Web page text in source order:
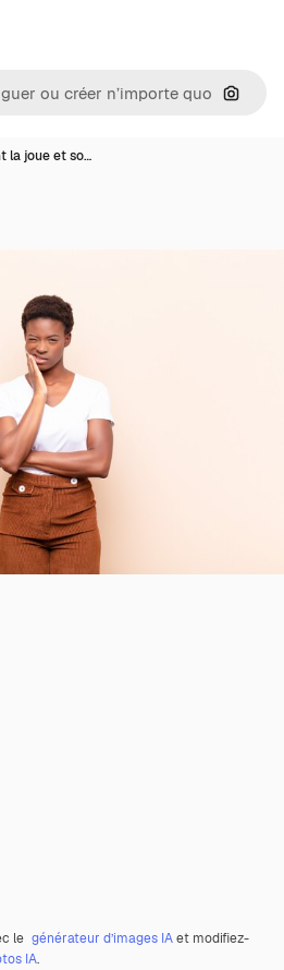
la joue et so…
le générateur d’images IAet modifiez-
IA.